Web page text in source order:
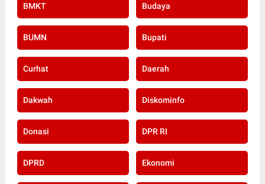
BMKT Budaya
BUMN Bupati
Curhat Daerah
Dakwah Diskominfo
Donasi DPR RI
DPRD Ekonomi